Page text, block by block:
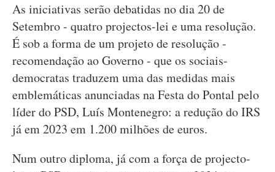
As iniciativas serão debatidas no dia 20 de
Setembro - quatro projectos-lei e uma resolução.
É sob a forma de um projeto de resolução -
recomendação ao Governo - que os sociais-
democratas traduzem uma das medidas mais
emblemáticas anunciadas na Festa do Pontal pelo
líder do PSD, Luís Montenegro: a redução do IRS
já em 2023 em 1.200 milhões de euros.
Num outro diploma, já com a força de projecto-